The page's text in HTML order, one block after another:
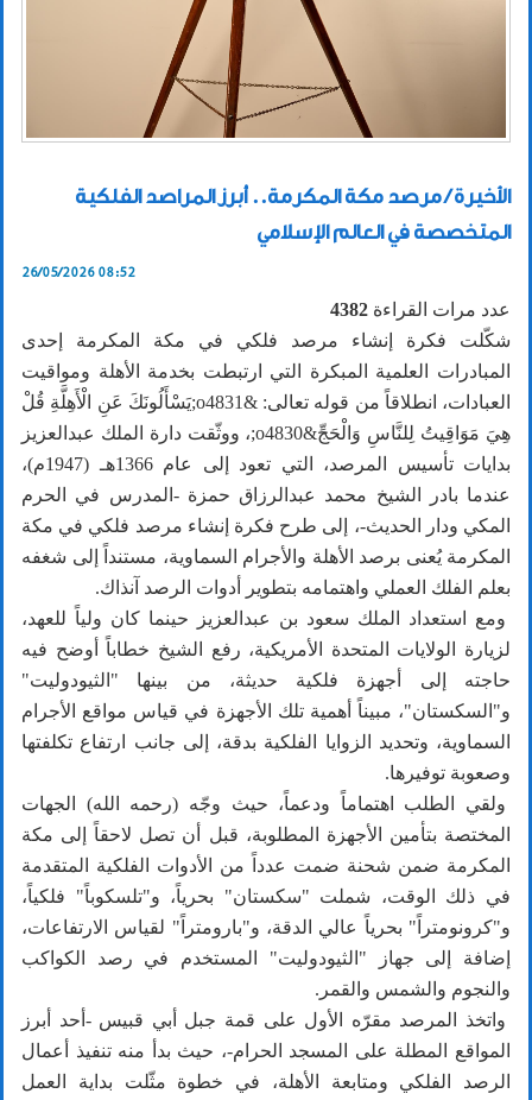
الأخيرة / مرصد مكة المكرمة.. أبرز المراصد الفلكية
المتخصصة في العالم الإسلامي
26/05/2026 08:52
عدد مرات القراءة 4382
شكّلت فكرة إنشاء مرصد فلكي في مكة المكرمة إحدى
المبادرات العلمية المبكرة التي ارتبطت بخدمة الأهلة ومواقيت
العبادات، انطلاقاً من قوله تعالى: &o4831;يَسْأَلُونَكَ عَنِ الْأَهِلَّةِ قُلْ
هِيَ مَوَاقِيتُ لِلنَّاسِ وَالْحَجِّ&o4830;، ووثّقت دارة الملك عبدالعزيز
بدايات تأسيس المرصد، التي تعود إلى عام 1366هـ (1947م)،
عندما بادر الشيخ محمد عبدالرزاق حمزة -المدرس في الحرم
المكي ودار الحديث-، إلى طرح فكرة إنشاء مرصد فلكي في مكة
المكرمة يُعنى برصد الأهلة والأجرام السماوية، مستنداً إلى شغفه
بعلم الفلك العملي واهتمامه بتطوير أدوات الرصد آنذاك.
ومع استعداد الملك سعود بن عبدالعزيز حينما كان ولياً للعهد،
لزيارة الولايات المتحدة الأمريكية، رفع الشيخ خطاباً أوضح فيه
حاجته إلى أجهزة فلكية حديثة، من بينها "الثيودوليت"
و"السكستان"، مبيناً أهمية تلك الأجهزة في قياس مواقع الأجرام
السماوية، وتحديد الزوايا الفلكية بدقة، إلى جانب ارتفاع تكلفتها
وصعوبة توفيرها.
ولقي الطلب اهتماماً ودعماً، حيث وجّه (رحمه الله) الجهات
المختصة بتأمين الأجهزة المطلوبة، قبل أن تصل لاحقاً إلى مكة
المكرمة ضمن شحنة ضمت عدداً من الأدوات الفلكية المتقدمة
في ذلك الوقت، شملت "سكستان" بحرياً، و"تلسكوباً" فلكياً،
و"كرونومتراً" بحرياً عالي الدقة، و"بارومتراً" لقياس الارتفاعات،
إضافة إلى جهاز "الثيودوليت" المستخدم في رصد الكواكب
والنجوم والشمس والقمر.
واتخذ المرصد مقرّه الأول على قمة جبل أبي قبيس -أحد أبرز
المواقع المطلة على المسجد الحرام-، حيث بدأ منه تنفيذ أعمال
الرصد الفلكي ومتابعة الأهلة، في خطوة مثّلت بداية العمل